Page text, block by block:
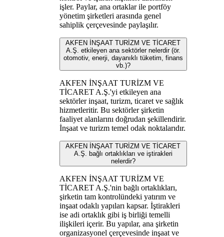
işler. Paylar, ana ortaklar ile portföy
yönetim şirketleri arasında genel
sahiplik çerçevesinde paylaşılır.
AKFEN İNŞAAT TURİZM VE TİCARET
A.Ş. etkileyen ana sektörler nelerdir (ör.
otomotiv, enerji, dayanıklı tüketim, finans
vb.)?
AKFEN İNŞAAT TURİZM VE
TİCARET A.Ş.'yi etkileyen ana
sektörler inşaat, turizm, ticaret ve sağlık
hizmetleritir. Bu sektörler şirketin
faaliyet alanlarını doğrudan şekillendirir.
İnşaat ve turizm temel odak noktalarıdır.
AKFEN İNŞAAT TURİZM VE TİCARET
A.Ş. bağlı ortaklıkları ve iştirakleri
nelerdir?
AKFEN İNŞAAT TURİZM VE
TİCARET A.Ş.'nin bağlı ortaklıkları,
şirketin tam kontrolündeki yatırım ve
inşaat odaklı yapıları kapsar. İştirakleri
ise adi ortaklık gibi iş birliği temelli
ilişkileri içerir. Bu yapılar, ana şirketin
organizasyonel çerçevesinde inşaat ve